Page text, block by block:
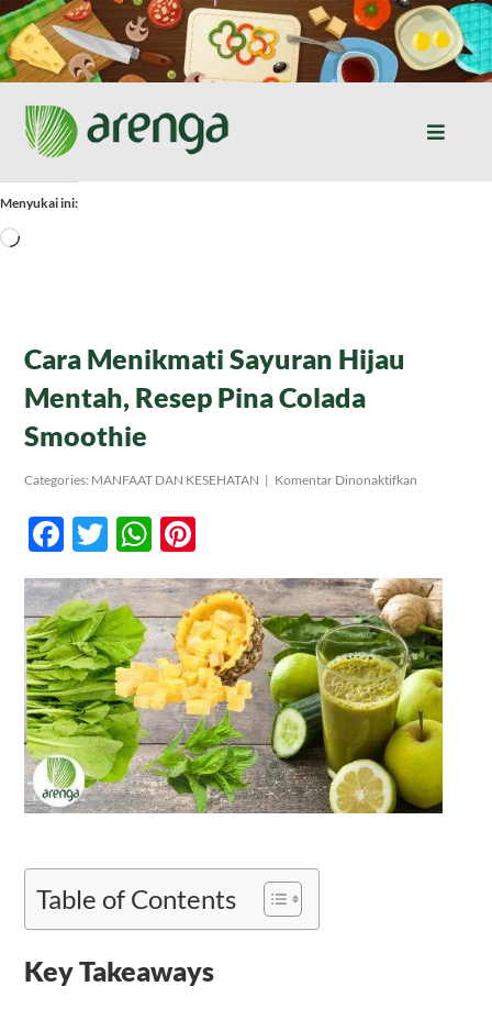
Skip
to
content
Toggle
Home
Tentang Kami
Produk
Kontak
Menyukai ini:
Memuat...
Cara Menikmati Sayuran Hijau
Mentah, Resep Pina Colada
Smoothie
Categories: MANFAAT DAN KESEHATAN | Komentar Dinonaktifkan
Resep
Pina
Colada
Smoothie
Facebook
TwitterWhatsApp
Table of Contents
Key Takeaways